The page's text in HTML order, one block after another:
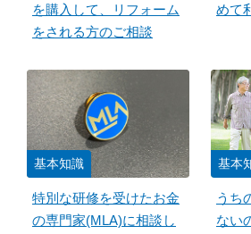
を購入して、リフォーム
をされる方のご相談
めて
基本知識
特別な研修を受けたお金
の専門家(MLA)に相談し
基本
うち
ない